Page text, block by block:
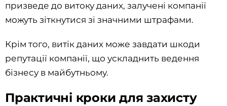
призведе до витоку даних, залучені компанії
можуть зіткнутися зі значними штрафами.
Крім того, витік даних може завдати шкоди
репутації компанії, що ускладнить ведення
бізнесу в майбутньому.
Практичні кроки для захисту